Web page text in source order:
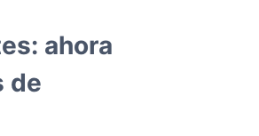
ahora
de